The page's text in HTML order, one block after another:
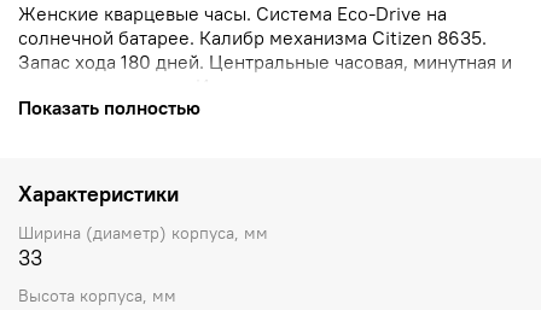
Женские кварцевые часы. Система Eco-Drive на
солнечной батарее. Калибр механизма Citizen 8635.
Запас хода 180 дней. Центральные часовая, минутная и
секундная стрелки. Индикаторы даты и дня недели
вынесены в малые циферблаты. Перламутровый
мм, толщина 10 мм. Стальной браслет,
раскладывающаяся застежка. Прочное минеральное
стекло устойчивое к мелким механическим
повреждениям. Водостойкость WR 50 (мытье рук,
Показать полностью
Характеристики
Ширина (диаметр) корпуса, мм
33
Высота корпуса, мм